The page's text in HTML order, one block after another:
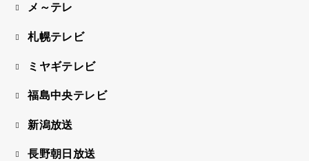
メ～テレ
札幌テレビ
ミヤギテレビ
福島中央テレビ
新潟放送
長野朝日放送